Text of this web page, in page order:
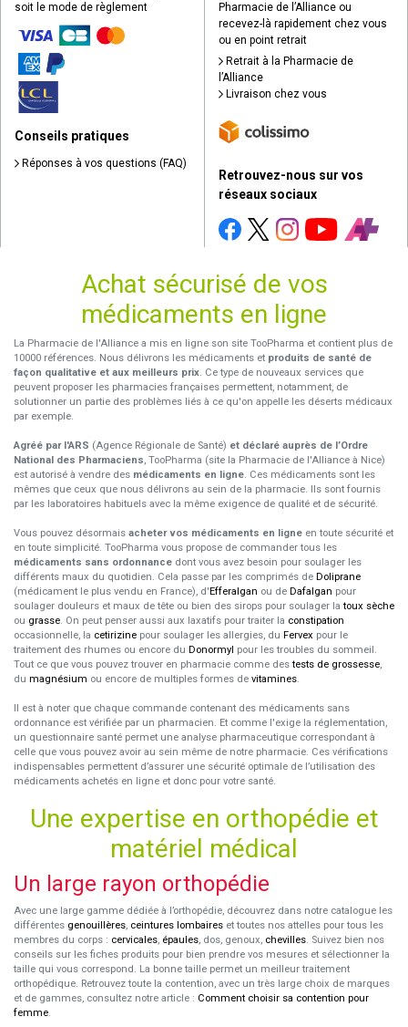
soit le mode de règlement
Conseils pratiques
Réponses à vos questions (FAQ)
Pharmacie de l’Alliance ou
recevez-là rapidement chez vous
ou en point retrait
Retrait à la Pharmacie de
l’Alliance
Livraison chez vous
Retrouvez-nous sur vos
réseaux sociaux
Achat sécurisé de vos
médicaments en ligne
La Pharmacie de l'Alliance a mis en ligne son site TooPharma et contient plus de
10000 références. Nous délivrons les médicaments et produits de santé de
façon qualitative et aux meilleurs prix. Ce type de nouveaux services que
peuvent proposer les pharmacies françaises permettent, notamment, de
solutionner un partie des problèmes liés à ce qu'on appelle les déserts médicaux
par exemple.
Agréé par l'ARS (Agence Régionale de Santé) et déclaré auprès de l’Ordre
National des Pharmaciens, TooPharma (site la Pharmacie de l'Alliance à Nice)
est autorisé à vendre des médicaments en ligne. Ces médicaments sont les
mêmes que ceux que nous délivrons au sein de la pharmacie. Ils sont fournis
par les laboratoires habituels avec la même exigence de qualité et de sécurité.
Vous pouvez désormais acheter vos médicaments en ligne en toute sécurité et
en toute simplicité. TooPharma vous propose de commander tous les
médicaments sans ordonnance dont vous avez besoin pour soulager les
différents maux du quotidien. Cela passe par les comprimés de Doliprane
(médicament le plus vendu en France), d'Efferalgan ou de Dafalgan pour
soulager douleurs et maux de tête ou bien des sirops pour soulager latoux sèche
ou grasse. On peut penser aussi aux laxatifs pour traiter la constipation
occasionnelle, la cetirizine pour soulager les allergies, du Fervex pour le
traitement des rhumes ou encore du Donormyl pour les troubles du sommeil.
Tout ce que vous pouvez trouver en pharmacie comme destests de grossesse,
du magnésium ou encore de multiples formes de vitamines.
Il est à noter que chaque commande contenant des médicaments sans
ordonnance est vérifiée par un pharmacien. Et comme l'exige la réglementation,
un questionnaire santé permet une analyse pharmaceutique correspondant à
celle que vous pouvez avoir au sein même de notre pharmacie. Ces vérifications
indispensables permettent d’assurer une sécurité optimale de l’utilisation des
médicaments achetés en ligne et donc pour votre santé.
Une expertise en orthopédie et
matériel médical
Un large rayon orthopédie
Avec une large gamme dédiée à l’orthopédie, découvrez dans notre catalogue les
différentes genouillères, ceintures lombaires et toutes nos attelles pour tous les
membres du corps : cervicales, épaules, dos, genoux, chevilles. Suivez bien nos
conseils sur les fiches produits pour bien prendre vos mesures et sélectionner la
taille qui vous correspond. La bonne taille permet un meilleur traitement
orthopédique. Retrouvez toute la contention, avec un très large choix de marques
et de gammes, consultez notre article : Comment choisir sa contention pour
femme.